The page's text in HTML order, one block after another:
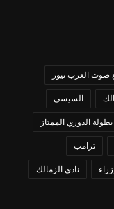
صوت العرب نيوز
السيسي
بطولة الدوري الممتاز
ترامب
نادي الزمالك